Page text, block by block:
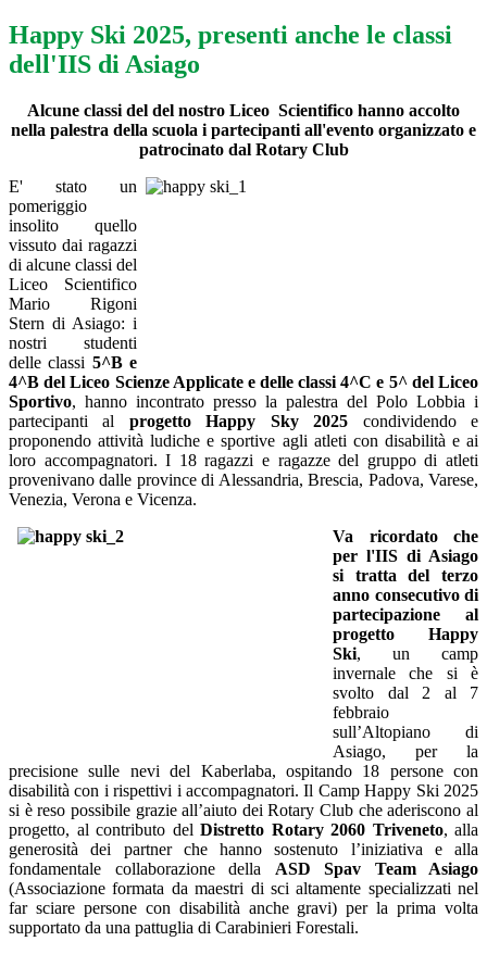
Happy Ski 2025, presenti anche le classi
dell'IIS di Asiago
Alcune classi del del nostro Liceo Scientifico hanno accolto
nella palestra della scuola i partecipanti all'evento organizzato e
patrocinato dal Rotary Club
E' stato un
pomeriggio
insolito quello
vissuto dai ragazzi
di alcune classi del
Liceo Scientifico
Mario Rigoni
Stern di Asiago: i
nostri studenti
delle classi 5^B e
4^B del Liceo Scienze Applicate e delle classi 4^C e 5^ del Liceo
Sportivo, hanno incontrato presso la palestra del Polo Lobbia i
partecipanti al progetto Happy Sky 2025 condividendo e
proponendo attività ludiche e sportive agli atleti con disabilità e ai
loro accompagnatori. I 18 ragazzi e ragazze del gruppo di atleti
provenivano dalle province di Alessandria, Brescia, Padova, Varese,
Venezia, Verona e Vicenza.
Va ricordato che
per l'IIS di Asiago
si tratta del terzo
anno consecutivo di
partecipazione al
progetto Happy
Ski,
un camp
invernale che si è
svolto dal 2 al 7
febbraio
sull’Altopiano di
Asiago, per la
precisione sulle nevi del Kaberlaba, ospitando 18 persone con
disabilità con i rispettivi i accompagnatori. Il Camp Happy Ski 2025
si è reso possibile grazie all’aiuto dei Rotary Club che aderiscono al
progetto, al contributo del Distretto Rotary 2060 Triveneto, alla
generosità dei partner che hanno sostenuto l’iniziativa e alla
fondamentale collaborazione della ASD Spav Team Asiago
(Associazione formata da maestri di sci altamente specializzati nel
far sciare persone con disabilità anche gravi) per la prima volta
supportato da una pattuglia di Carabinieri Forestali.